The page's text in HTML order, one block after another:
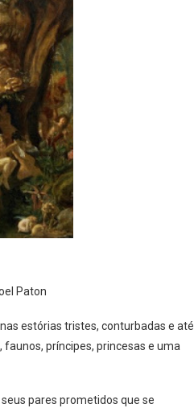
Paton
estórias tristes, conturbadas e até
príncipes, princesas e uma
pares prometidos que se